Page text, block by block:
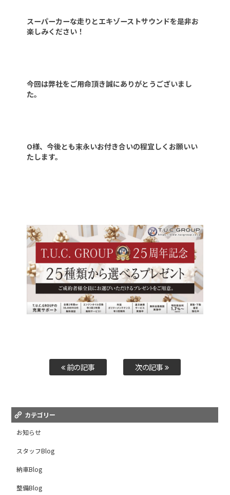
スーパーカーな走りとエキゾーストサウンドを是非お
楽しみください！
今回は弊社をご用命頂き誠にありがとうございまし
た。
O様、今後とも末永いお付き合いの程宜しくお願いい
たします。
前の記事 次の記事
カテゴリー
お知らせ
スタッフBlog
納車Blog
整備Blog